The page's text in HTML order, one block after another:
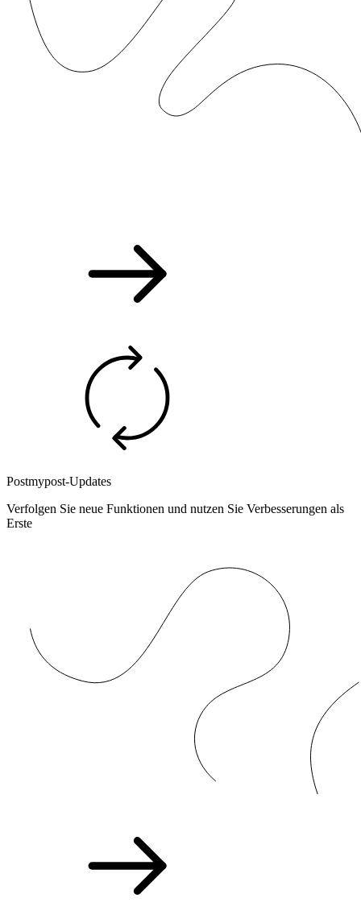
Postmypost-Updates
Verfolgen Sie neue Funktionen und nutzen Sie Verbesserungen als
Erste